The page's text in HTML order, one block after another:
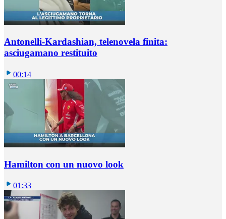
Antonelli-Kardashian, telenovela finita:
asciugamano restituito
00:14
Hamilton con un nuovo look
01:33